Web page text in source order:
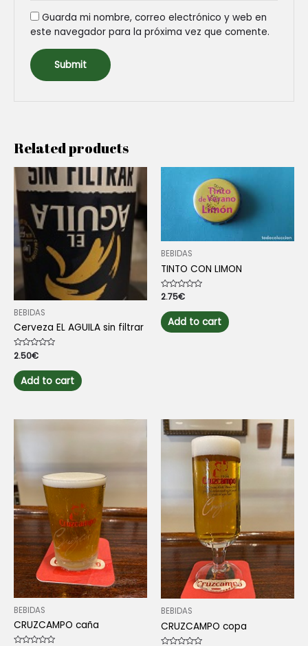
Guarda mi nombre, correo electrónico y web en
este navegador para la próxima vez que comente.
Related products
BEBIDAS
Cerveza EL AGUILA sin filtrar
Rated
0
out
of
5
2.50€
Add to cart
BEBIDAS
TINTO CON LIMON
Rated
out
of
5
2.75€
Add to cart
BEBIDAS
CRUZCAMPO caña
BEBIDAS
CRUZCAMPO copa